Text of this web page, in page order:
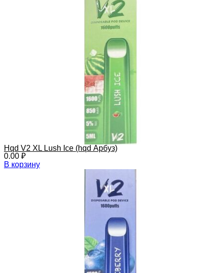
Hqd V2 XL Lush Ice (hqd Арбуз)
0.00 ₽
В корзину